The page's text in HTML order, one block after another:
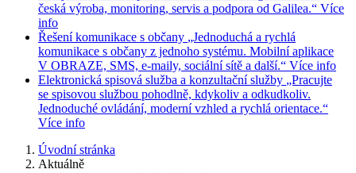
česká výroba, monitoring, servis a podpora od Galilea.“ Více
info
Řešení komunikace s občany „Jednoduchá a rychlá
komunikace s občany z jednoho systému. Mobilní aplikace
V OBRAZE, SMS, e-maily, sociální sítě a další.“ Více info
Elektronická spisová služba a konzultační služby „Pracujte
se spisovou službou pohodlně, kdykoliv a odkudkoliv.
Jednoduché ovládání, moderní vzhled a rychlá orientace.“
Více info
Úvodní stránka
Aktuálně